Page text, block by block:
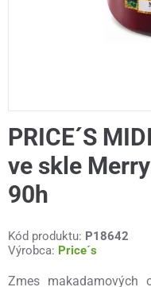
PRICE´S
ve skle
90h
Kód produktu: P18642
Výrobca: Price´s
Zmes